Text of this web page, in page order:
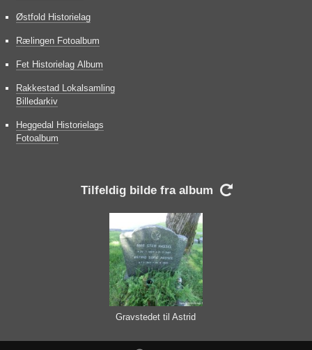
Østfold Historielag
Rælingen Fotoalbum
Fet Historielag Album
Rakkestad Lokalsamling
Billedarkiv
Heggedal Historielags
Fotoalbum
Tilfeldig bilde fra album 
Gravstedet til Astrid